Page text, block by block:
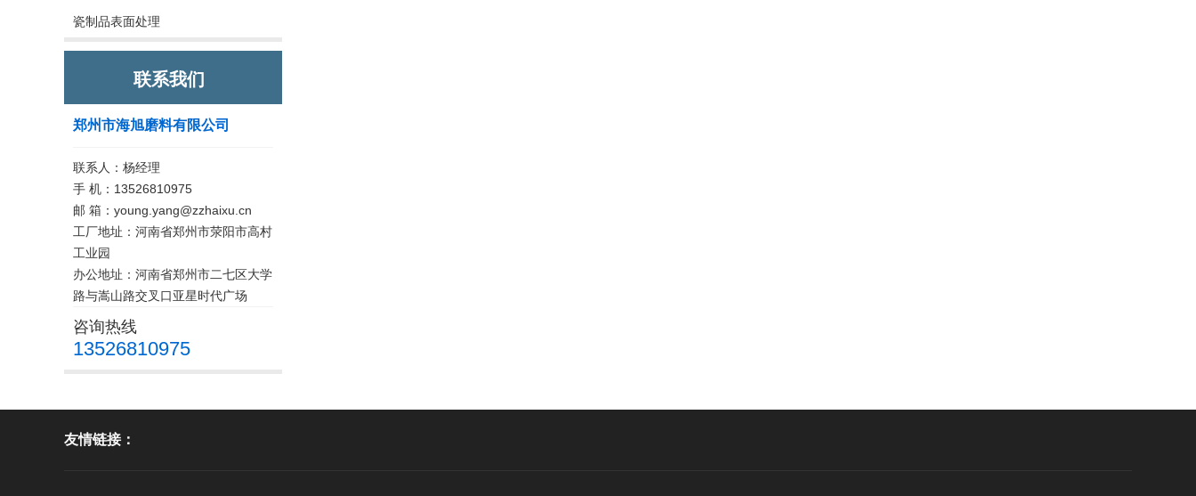
瓷制品表面处理
联系我们
郑州市海旭磨料有限公司
联系人：杨经理
手 机：13526810975
邮 箱：young.yang@zzhaixu.cn
工厂地址：河南省郑州市荥阳市高村
工业园
办公地址：河南省郑州市二七区大学
路与嵩山路交叉口亚星时代广场
咨询热线
13526810975
友情链接：